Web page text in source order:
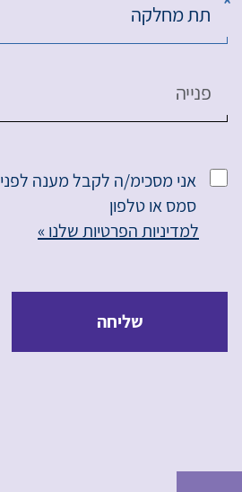
תת מחלקה
פנייה
אני מסכימ/ה לקבל מענה
סמס או טלפון
למדיניות הפרטיות שלנו »
שליחה